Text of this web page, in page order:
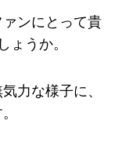
ンにとって貴
ょうか。
力な様子に、